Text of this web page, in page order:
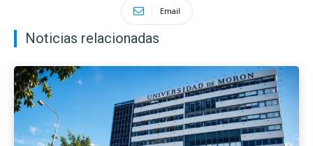
Email
Noticias relacionadas